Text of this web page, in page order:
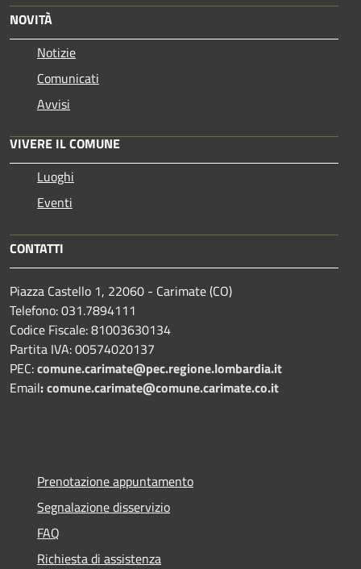
NOVITÀ
Notizie
Comunicati
Avvisi
VIVERE IL COMUNE
Luoghi
Eventi
CONTATTI
Piazza Castello 1, 22060 - Carimate (CO)
Telefono: 031.7894111
Codice Fiscale: 81003630134
Partita IVA: 00574020137
PEC:comune.carimate@pec.regione.lombardia.it
Email:comune.carimate@comune.carimate.co.it
Prenotazione appuntamento
Segnalazione disservizio
FAQ
Richiesta di assistenza